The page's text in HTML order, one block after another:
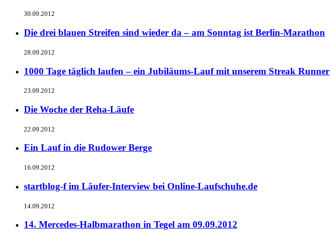
30.09.2012
Die drei blauen Streifen sind wieder da – am Sonntag ist Berlin-Marathon
28.09.2012
1000 Tage täglich laufen – ein Jubiläums-Lauf mit unserem Streak Runner
23.09.2012
Die Woche der Reha-Läufe
22.09.2012
Ein Lauf in die Rudower Berge
16.09.2012
startblog-f im Läufer-Interview bei Online-Laufschuhe.de
14.09.2012
14. Mercedes-Halbmarathon in Tegel am 09.09.2012